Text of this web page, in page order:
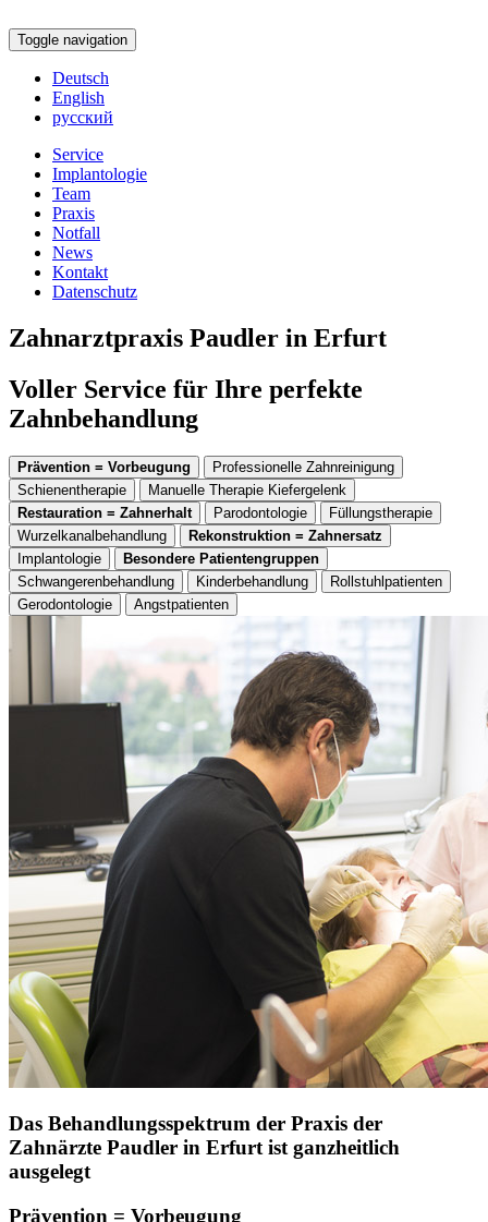
Toggle navigation
Deutsch
English
русский
Service
Implantologie
Team
Praxis
Notfall
News
Kontakt
Datenschutz
Zahnarztpraxis Paudler in Erfurt
Voller Service für Ihre perfekte
Zahnbehandlung
Prävention = Vorbeugung
Professionelle Zahnreinigung
Schienentherapie
Manuelle Therapie Kiefergelenk
Restauration = Zahnerhalt
Parodontologie
Füllungstherapie
Wurzelkanalbehandlung
Rekonstruktion = Zahnersatz
Implantologie
Besondere Patientengruppen
Schwangerenbehandlung
Kinderbehandlung
Rollstuhlpatienten
Gerodontologie
Angstpatienten
Das Behandlungsspektrum der Praxis der
Zahnärzte Paudler in Erfurt ist ganzheitlich
ausgelegt
Prävention = Vorbeugung